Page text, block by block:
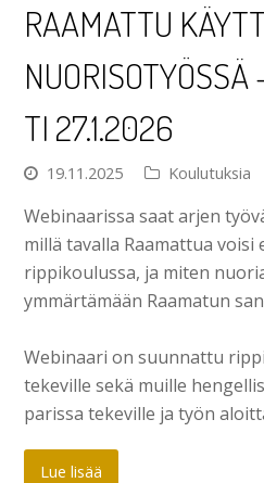
RAAMATTU
TI 27.1.2026
19.11.2025 Koulutuksia
Webinaarissa saat arjen
millä tavalla Raamattua
rippikoulussa, ja miten
ymmärtämään Raamatun
Webinaari on suunnattu
tekeville sekä muille
parissa tekeville ja työn
Lue lisää